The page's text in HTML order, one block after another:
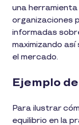
una
organizaciones
informadas
maximizando
el mercado.
Ejemplo
Para ilustrar
equilibrio en la